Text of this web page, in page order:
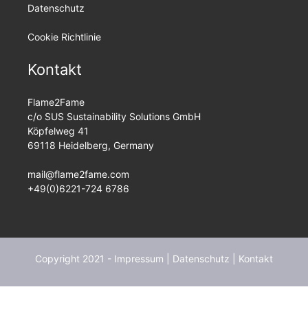
Datenschutz
Cookie Richtlinie
Kontakt
Flame2Fame
c/o SUS Sustainability Solutions GmbH
Köpfelweg 41
69118 Heidelberg, Germany
mail@flame2fame.com
+49(0)6221-724 6786
Copyright 2021 - Impressum Datenschutz Kontakt